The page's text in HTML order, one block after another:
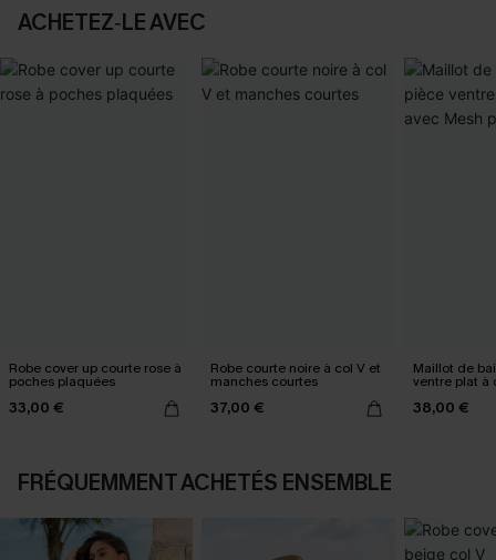
ACHETEZ‑LE AVEC
Robe cover up courte rose à
poches plaquées
33,00 €
Robe courte noire à col V et
manches courtes
37,00 €
Maillot de
ventre plat à
Mesh power
38,00 €
FRÉQUEMMENT ACHETÉS ENSEMBLE